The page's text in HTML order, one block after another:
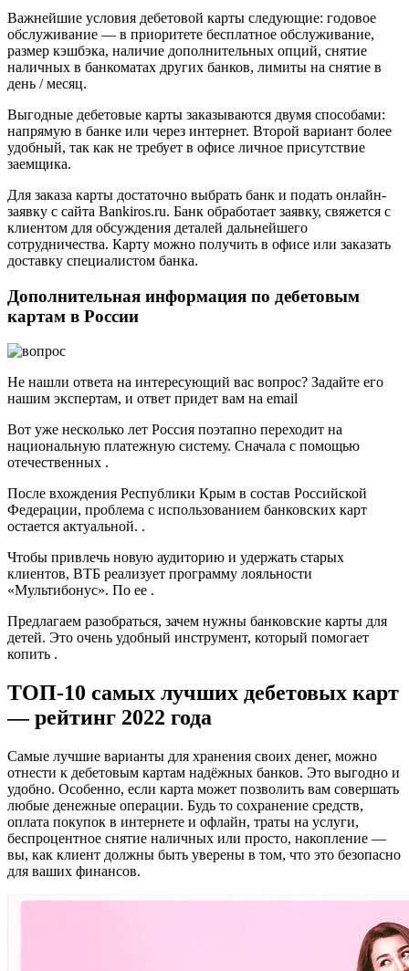
Важнейшие условия дебетовой карты следующие: годовое
обслуживание — в приоритете бесплатное обслуживание,
размер кэшбэка, наличие дополнительных опций, снятие
наличных в банкоматах других банков, лимиты на снятие в
день / месяц.
Выгодные дебетовые карты заказываются двумя способами:
напрямую в банке или через интернет. Второй вариант более
удобный, так как не требует в офисе личное присутствие
заемщика.
Для заказа карты достаточно выбрать банк и подать онлайн-
заявку с сайта Bankiros.ru. Банк обработает заявку, свяжется с
клиентом для обсуждения деталей дальнейшего
сотрудничества. Карту можно получить в офисе или заказать
доставку специалистом банка.
Дополнительная информация по дебетовым
картам в России
Не нашли ответа на интересующий вас вопрос? Задайте его
нашим экспертам, и ответ придет вам на email
Вот уже несколько лет Россия поэтапно переходит на
национальную платежную систему. Сначала с помощью
отечественных .
После вхождения Республики Крым в состав Российской
Федерации, проблема с использованием банковских карт
остается актуальной. .
Чтобы привлечь новую аудиторию и удержать старых
клиентов, ВТБ реализует программу лояльности
«Мультибонус». По ее .
Предлагаем разобраться, зачем нужны банковские карты для
детей. Это очень удобный инструмент, который помогает
копить .
ТОП-10 самых лучших дебетовых карт
— рейтинг 2022 года
Самые лучшие варианты для хранения своих денег, можно
отнести к дебетовым картам надёжных банков. Это выгодно и
удобно. Особенно, если карта может позволить вам совершать
любые денежные операции. Будь то сохранение средств,
оплата покупок в интернете и офлайн, траты на услуги,
беспроцентное снятие наличных или просто, накопление —
вы, как клиент должны быть уверены в том, что это безопасно
для ваших финансов.